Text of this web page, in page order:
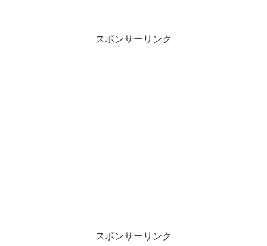
スポンサーリンク
スポンサーリンク